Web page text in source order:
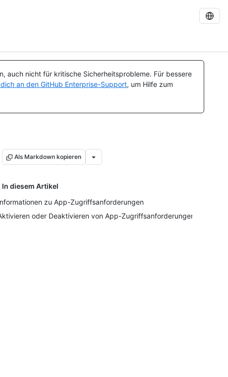
auch nicht für kritische Sicherheitsprobleme. Für bessere
an den GitHub Enterprise-Support, um Hilfe zum
Als Markdown kopieren
In diesem Artikel
zu App-Zugriffsanforderungen
oder Deaktivieren von App-Zugriffsanforderungen